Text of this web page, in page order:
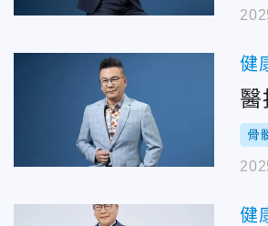
健
骨
健